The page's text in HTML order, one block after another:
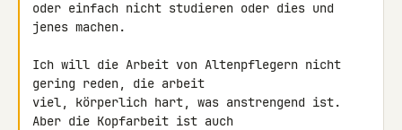
oder einfach nicht studieren oder dies und
jenes machen.
Ich will die Arbeit von Altenpflegern nicht
gering reden, die arbeit
viel, körperlich hart, was anstrengend ist.
Aber die Kopfarbeit ist auch